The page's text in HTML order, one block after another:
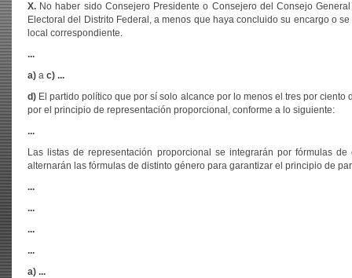
X. No haber sido Consejero Presidente o Consejero del Consejo
Electoral del Distrito Federal, a menos que haya concluido su encargo o
local correspondiente.
...
a) a c) ...
d) El partido político que por sí solo alcance por lo menos el tres por
por el principio de representación proporcional, conforme a lo siguiente:
...
Las listas de representación proporcional se integrarán por fórmulas
alternarán las fórmulas de distinto género para garantizar el principio de
...
...
...
...
a) ...